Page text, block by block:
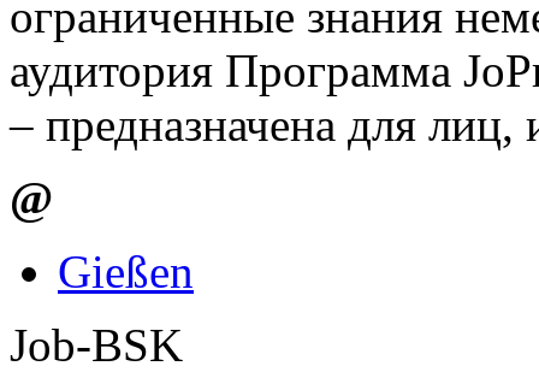
ограниченные знания
аудитория Программа
– предназначена для
@
Gießen
Job-​BSK